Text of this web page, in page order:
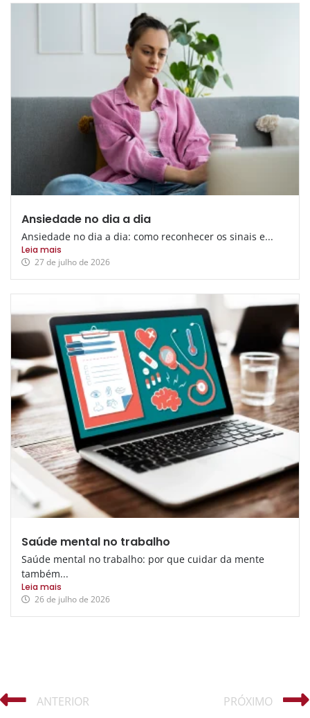
Ansiedade no dia a dia
Ansiedade no dia a dia: como reconhecer os sinais e...
Leia mais
27 de julho de 2026
Saúde mental no trabalho
Saúde mental no trabalho: por que cuidar da mente
também...
Leia mais
26 de julho de 2026
ANTERIOR PRÓXIMO